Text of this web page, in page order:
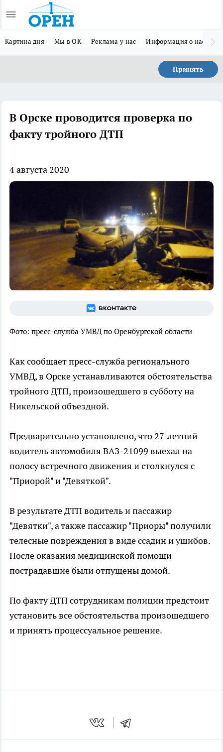
Картина дня Мы в ОК Реклама у нас Информация о нас
Принять
В Орске проводится проверка по
факту тройного ДТП
4 августа 2020
Фото: пресс-служба УМВД по Оренбургской области
Как сообщает пресс-служба регионального
УМВД, в Орске устанавливаются обстоятельства
тройного ДТП, произошедшего в субботу на
Никельской объездной.
Предварительно установлено, что 27-летний
водитель автомобиля ВАЗ-21099 выехал на
полосу встречного движения и столкнулся с
"Приорой" и "Девяткой".
В результате ДТП водитель и пассажир
"Девятки", а также пассажир "Приоры" получили
телесные повреждения в виде ссадин и ушибов.
После оказания медицинской помощи
пострадавшие были отпущены домой.
По факту ДТП сотрудникам полиции предстоит
установить все обстоятельства произошедшего
и принять процессуальное решение.